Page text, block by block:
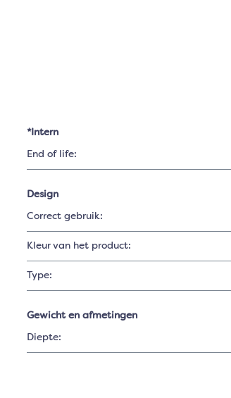
*Intern
End of life:
Design
Correct gebruik:
Kleur van het product:
Type:
Gewicht en afmetingen
Diepte: